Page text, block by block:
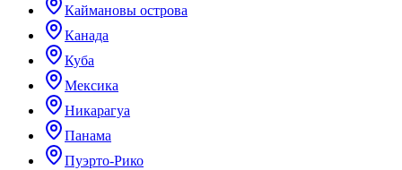
Каймановы острова
Канада
Куба
Мексика
Никарагуа
Панама
Пуэрто-Рико